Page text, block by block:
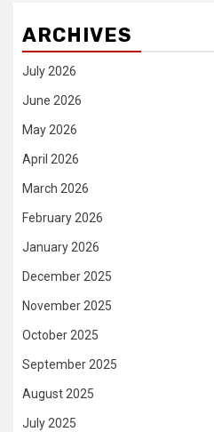
ARCHIVES
July 2026
June 2026
May 2026
April 2026
March 2026
February 2026
January 2026
December 2025
November 2025
October 2025
September 2025
August 2025
July 2025